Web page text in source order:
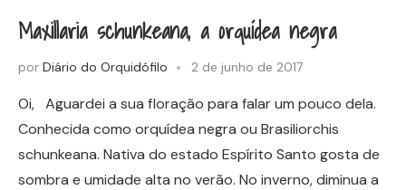
Maxillaria schunkeana, a orquídea negra
por Diário do Orquidófilo 2 de junho de 2017
Oi, Aguardei a sua floração para falar um pouco dela.
Conhecida como orquídea negra ou Brasiliorchis
schunkeana. Nativa do estado Espírito Santo gosta de
sombra e umidade alta no verão. No inverno, diminua a